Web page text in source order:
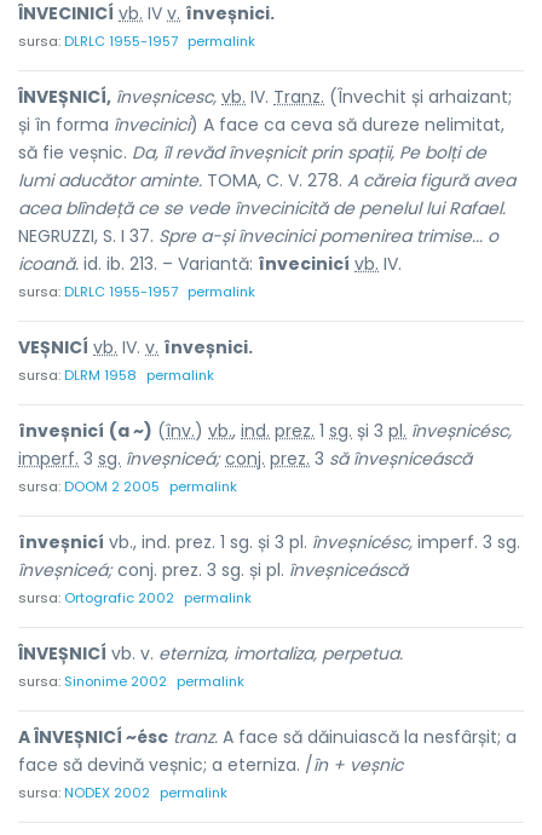
ÎNVECINICÍ vb. IV v. înveșnici.
sursa:DLRLC 1955-1957 permalink
ÎNVEȘNICÍ, înveșnicesc, vb. IV. Tranz. (Învechit și arhaizant;
și în forma învecinici) A face ca ceva să dureze nelimitat,
să fie veșnic. Da, îl revăd înveșnicit prin spații, Pe bolți de
lumi aducător aminte. TOMA, C. V. 278. A căreia figură avea
acea blîndeță ce se vede învecinicită de penelul lui Rafael.
NEGRUZZI, S. I 37. Spre a-și învecinici pomenirea trimise... o
icoană. id. ib. 213. – Variantă: învecinicí vb. IV.
sursa:DLRLC 1955-1957 permalink
VEȘNICÍ vb. IV. v. înveșnici.
sursa:DLRM 1958 permalink
înveșnicí (a ~) (înv.) vb., ind. prez. 1 sg. și 3 pl. înveșnicésc,
imperf. 3 sg. înveșniceá; conj. prez. 3 să înveșniceáscă
sursa:DOOM 2 2005 permalink
înveșnicí vb., ind. prez. 1 sg. și 3 pl. înveșnicésc, imperf. 3 sg.
înveșniceá;conj. prez. 3 sg. și pl. înveșniceáscă
sursa: Ortografic 2002 permalink
ÎNVEȘNICÍ vb. v. eterniza, imortaliza, perpetua.
sursa: Sinonime 2002 permalink
A ÎNVEȘNICÍ ~ésc tranz. A face să dăinuiască la nesfârșit; a
face să devină veșnic; a eterniza. /în + veșnic
sursa:NODEX 2002 permalink